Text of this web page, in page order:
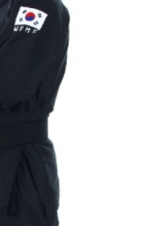
교류의 플랫홈